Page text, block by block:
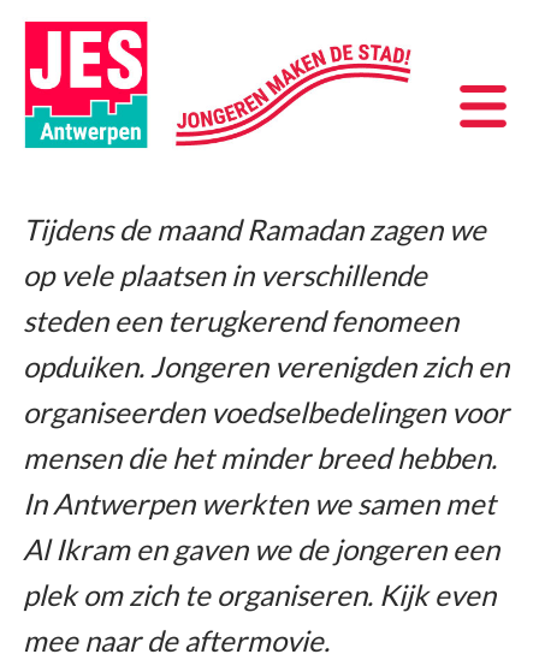
Tijdens de maand Ramadan zagen we
op vele plaatsen in verschillende
steden een terugkerend fenomeen
opduiken. Jongeren verenigden zich en
organiseerden voedselbedelingen voor
mensen die het minder breed hebben.
In Antwerpen werkten we samen met
Al Ikram en gaven we de jongeren een
plek om zich te organiseren. Kijk even
mee naar de aftermovie.